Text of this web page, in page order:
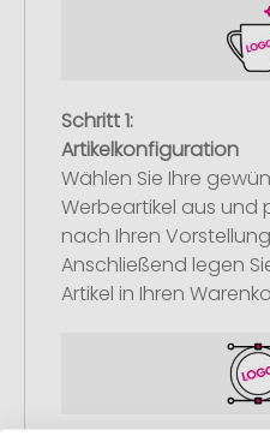
Schritt 1:
Artikelkonfiguration
Wählen Sie Ihre
Werbeartikel aus und
nach Ihren
Anschließend legen
Artikel in Ihren